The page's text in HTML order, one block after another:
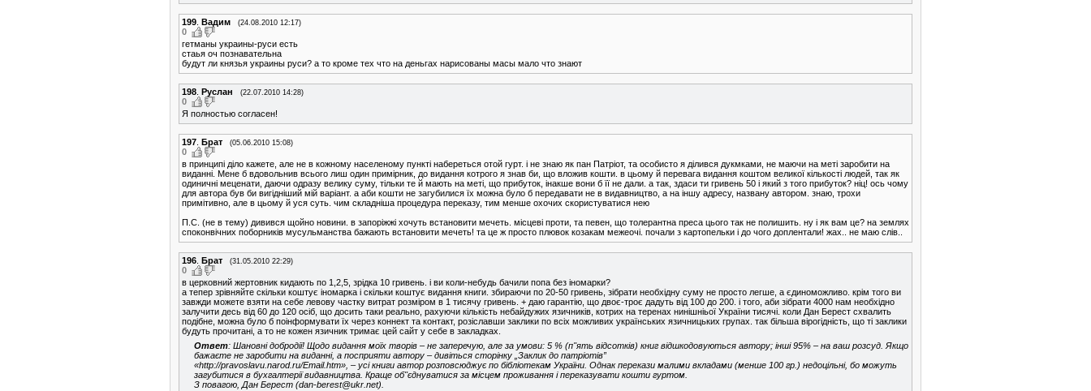
199 Вадим (24.08.2010 12:17)
0
гетманы украины-руси есть
стаья оч познавательна
будут ли князья украины руси? а то кроме тех что на деньгах нарисованы масы мало что знают
198 Руслан (22.07.2010 14:28)
0
Я полностью согласен!
197 Брат (05.06.2010 15:08)
0
в принципі діло кажете, але не в кожному населеному пункті набереться отой гурт. і не знаю як пан Патріот, та особисто я ділився дукмками, не маючи на меті заробити на
виданні. Мене б вдовольнив всього лиш один примірник, до видання котрого я знав би, що вложив кошти. в цьому й перевага видання коштом великої кількості людей, так як
одиничні меценати, даючи одразу велику суму, тільки те й мають на меті, що прибуток, інакше вони б її не дали. а так, здаси ти гривень 50 і який з того прибуток? ніц! ось чому
для автора був би вигідніший мій варіант. а аби кошти не загубилися їх можна було б передавати не в видавництво, а на іншу адресу, названу автором. знаю, трохи
примітивно, але в цьому й уся суть. чим складніша процедура переказу, тим менше охочих скористуватися нею
П.С. (не в тему) дивився щойно новини. в запоріжжі хочуть встановити мечеть. місцеві проти, та певен, що толерантна преса цього так не полишить. ну і як вам це? на землях
споконвічних поборників мусульманства бажають встановити мечеть! та це ж просто плювок козакам межеочі. почали з картопельки і до чого доплентали! жах.. не маю слів..
196 Брат (31.05.2010 22:29)
0
в церковний жертовник кидають по 1,2,5, зрідка 10 гривень. і ви коли-небудь бачили попа без іномарки?
а тепер зрівняйте скільки коштує іномарка і скільки коштує видання книги. збираючи по 20-50 гривень, зібрати необхідну суму не просто легше, а єдиноможливо. крім того ви
завжди можете взяти на себе левову частку витрат розміром в 1 тисячу гривень. + даю гарантію, що двоє-троє дадуть від 100 до 200. і того, аби зібрати 4000 нам необхідно
залучити десь від 60 до 120 осіб, що досить таки реально, рахуючи кількість небайдужих язичників, котрих на теренах нинішніьої України тисячі. коли Дан Берест схвалить
подібне, можна було б поінформувати їх через коннект та контакт, розіславши заклики по всіх можливих українських язичницьких групах. так більша вірогідність, що ті заклики
будуть прочитані, а то не кожен язичник тримає цей сайт у себе в закладках.
Ответ: Шановні добродії! Щодо видання моїх творів – не заперечую, але за умови: 5 % (п''ять відсотків) книг відшкодовуються автору; інші 95% – на ваш розсуд. Якщо
бажаєте не заробити на виданні, а посприяти автору – дивіться сторінку „Заклик до патріотів”
«http://pravoslavu.narod.ru/Email.htm», – усі книги автор розповсюджує по бібліотекам України. Однак перекази малими вкладами (менше 100 гр.) недоцільні, бо можуть
загубитися в бухгалтерії видавництва. Краще об''єднуватися за місцем проживання і переказувати кошти гуртом.
З повагою, Дан Берест (dan-berest@ukr.net).